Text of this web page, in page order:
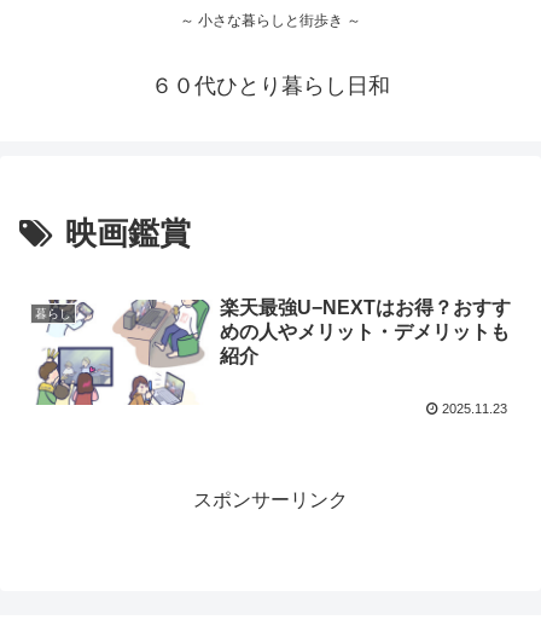
～ 小さな暮らしと街歩き ～
６０代ひとり暮らし日和
映画鑑賞
暮らし
楽天最強U−NEXTはお得？おすす
めの人やメリット・デメリットも
紹介
2025.11.23
スポンサーリンク